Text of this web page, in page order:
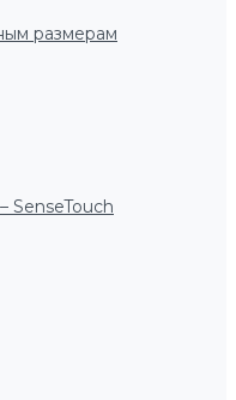
размерам
SenseTouch